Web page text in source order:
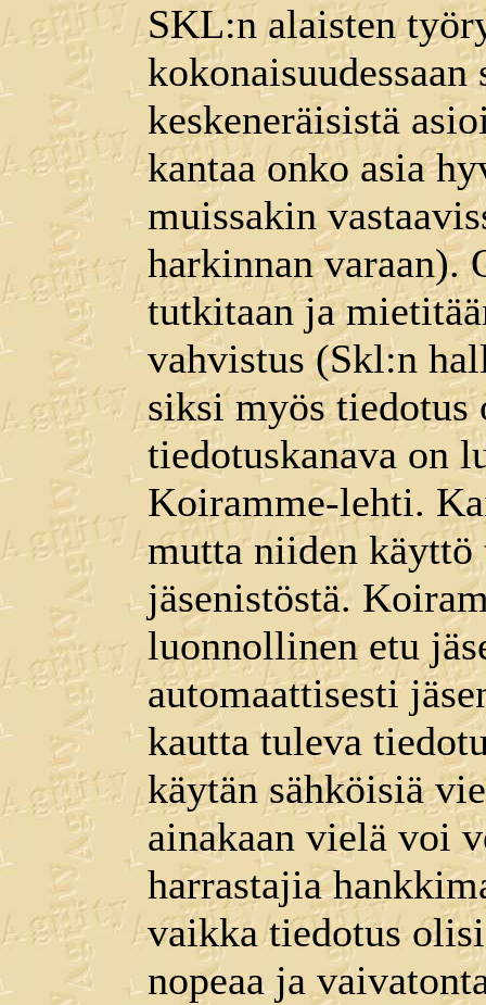
SKL:n alaisten
keskeneräisistä
kantaa onko asia
muissakin
harkinnan varaan).
tutkitaan ja
vahvistus (Skl:n
siksi myös
tiedotuskanava on
Koiramme-lehti.
mutta niiden
jäsenistöstä.
luonnollinen etu
automaattisesti
kautta tuleva
käytän sähköisiä
ainakaan vielä voi
harrastajia
vaikka tiedotus
nopeaa ja